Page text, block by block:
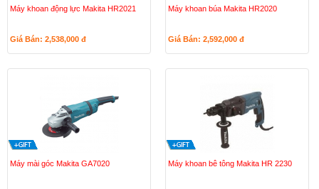
Máy khoan động lực Makita HR2021
Giá Bán: 2,538,000 đ
Máy khoan búa Makita HR2020
Giá Bán: 2,592,000 đ
Máy mài góc Makita GA7020 Máy khoan bê tông Makita HR 2230